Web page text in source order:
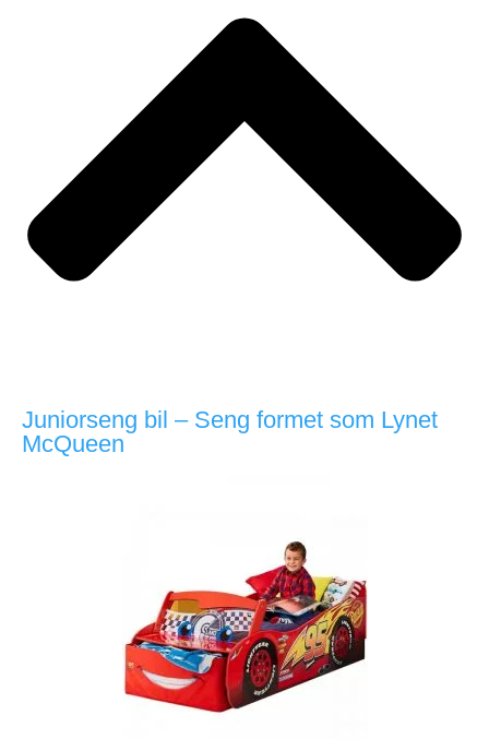
Juniorseng bil – Seng formet som Lynet
McQueen